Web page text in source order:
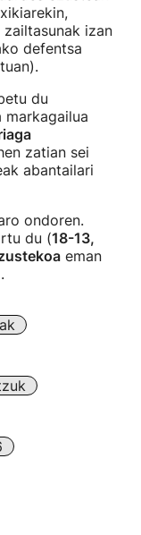
izan
defentsa
du
markagailua
zatian sei
abantailari
ondoren.
du (18-13,
eman